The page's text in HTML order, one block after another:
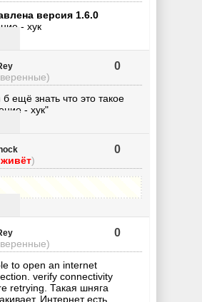
версия 1.6.0
- хук
0
б ещё знать что это такое
- хук"
)
0
0
to open an internet
verify connectivity
retrying. Такая шняга
Интернет есть,